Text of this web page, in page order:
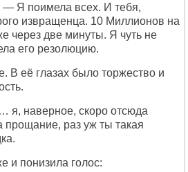
— Я поимела всех. И тебя,
извращенца. 10 Миллионов на
через две минуты. Я чуть не
его резолюцию.
В её глазах было торжество и
наверное, скоро отсюда
прощание, раз уж ты такая
и понизила голос: